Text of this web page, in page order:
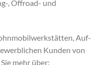
, Offroad- und
Auf-
Kunden von
mehr über: